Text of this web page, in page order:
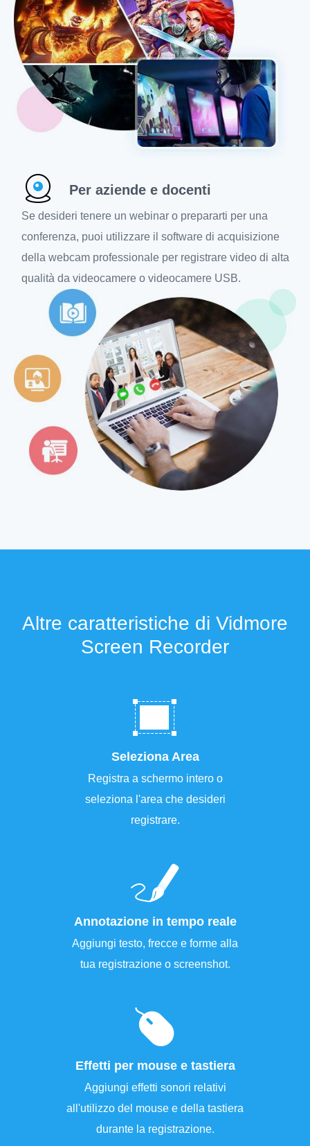
Per aziende e docenti
Se desideri tenere un webinar o prepararti per una
conferenza, puoi utilizzare il software di acquisizione
della webcam professionale per registrare video di alta
qualità da videocamere o videocamere USB.
Altre caratteristiche di Vidmore
Screen Recorder
Seleziona Area
Registra a schermo intero o
seleziona l'area che desideri
registrare.
Annotazione in tempo reale
Aggiungi testo, frecce e forme alla
tua registrazione o screenshot.
Effetti per mouse e tastiera
Aggiungi effetti sonori relativi
all'utilizzo del mouse e della tastiera
durante la registrazione.